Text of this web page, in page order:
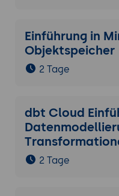
Einführung in
Objektspeicher
2 Tage
dbt Cloud
2 Tage